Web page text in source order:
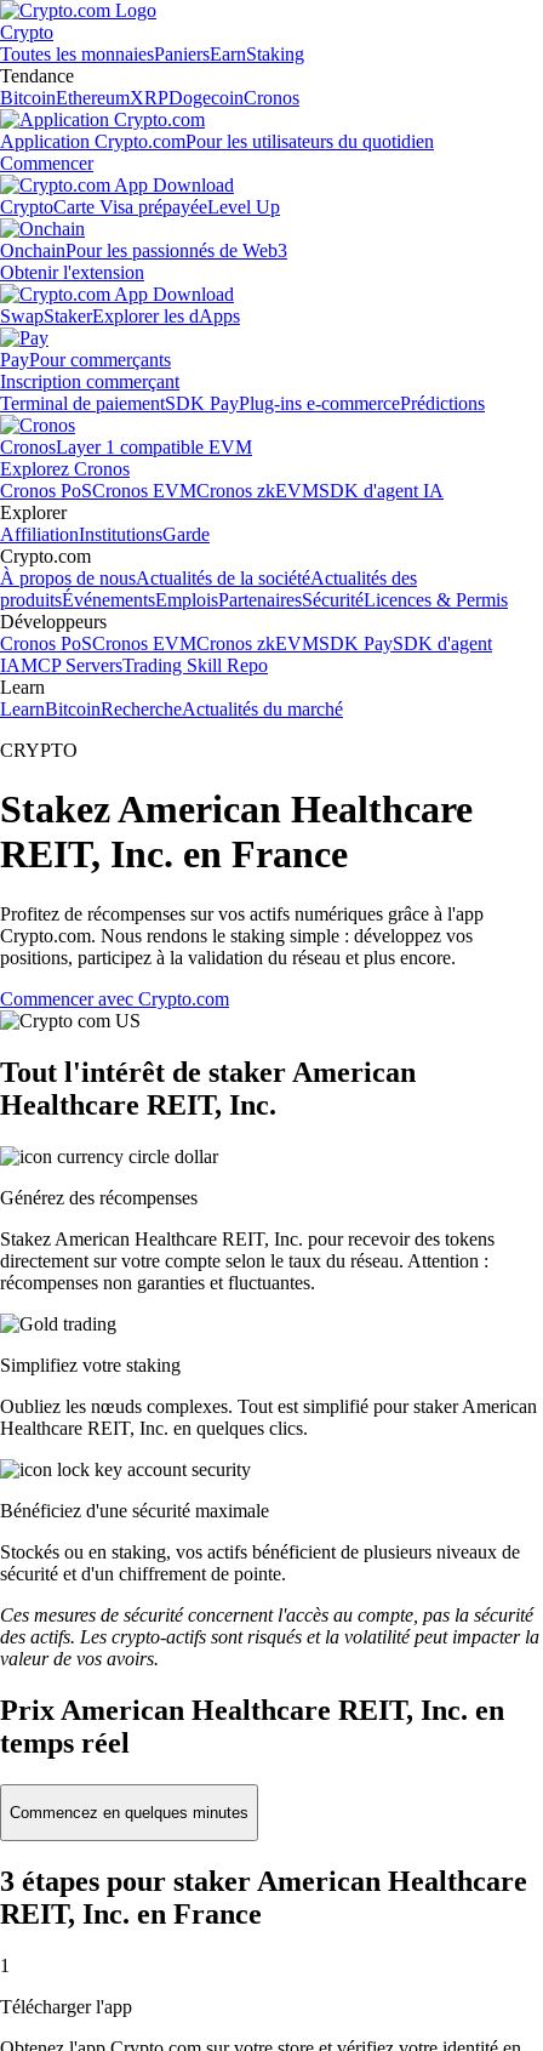
Crypto
Toutes les monnaiesPaniersEarnStaking
Tendance
BitcoinEthereumXRPDogecoinCronos
Application Crypto.comPour les utilisateurs du quotidien
Commencer
CryptoCarte Visa prépayéeLevel Up
OnchainPour les passionnés de Web3
Obtenir l'extension
SwapStakerExplorer les dApps
PayPour commerçants
Inscription commerçant
Terminal de paiementSDK PayPlug-ins e-commercePrédictions
CronosLayer 1 compatible EVM
Explorez Cronos
Cronos PoSCronos EVMCronos zkEVMSDK d'agent IA
Explorer
AffiliationInstitutionsGarde
Crypto.com
À propos de nousActualités de la sociétéActualités des
produitsÉvénementsEmploisPartenairesSécuritéLicences & Permis
Développeurs
Cronos PoSCronos EVMCronos zkEVMSDK PaySDK d'agent
IAMCP ServersTrading Skill Repo
Learn
LearnBitcoinRechercheActualités du marché
CRYPTO
Stakez American Healthcare
REIT, Inc. en France
Profitez de récompenses sur vos actifs numériques grâce à l'app
Crypto.com. Nous rendons le staking simple : développez vos
positions, participez à la validation du réseau et plus encore.
Commencer avec Crypto.com
Tout l'intérêt de staker American
Healthcare REIT, Inc.
Générez des récompenses
Stakez American Healthcare REIT, Inc. pour recevoir des tokens
directement sur votre compte selon le taux du réseau. Attention :
récompenses non garanties et fluctuantes.
Simplifiez votre staking
Oubliez les nœuds complexes. Tout est simplifié pour staker American
Healthcare REIT, Inc. en quelques clics.
Bénéficiez d'une sécurité maximale
Stockés ou en staking, vos actifs bénéficient de plusieurs niveaux de
sécurité et d'un chiffrement de pointe.
Ces mesures de sécurité concernent l'accès au compte, pas la sécurité
des actifs. Les crypto-actifs sont risqués et la volatilité peut impacter la
valeur de vos avoirs.
Prix American Healthcare REIT, Inc. en
temps réel
Commencez en quelques minutes
3 étapes pour staker American Healthcare
REIT, Inc. en France
1
Télécharger l'app